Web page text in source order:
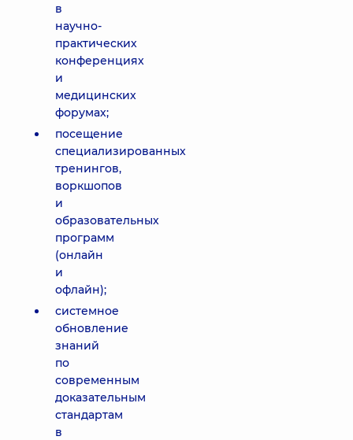
в
научно-
практических
конференциях
и
медицинских
форумах;
посещение
специализированных
тренингов,
воркшопов
и
образовательных
программ
(онлайн
и
офлайн);
системное
обновление
знаний
по
современным
доказательным
стандартам
в